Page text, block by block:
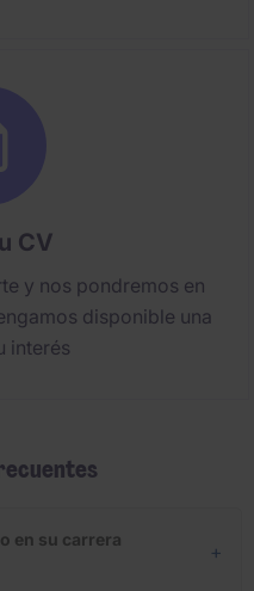
CV
y nos pondremos en
disponible una
interés
en su carrera
+